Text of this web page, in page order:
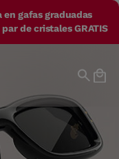
en gafas graduadas
de cristales GRATIS